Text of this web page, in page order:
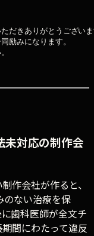
だきありがとうござい
励みになります。
未対応の制作会
作会社が作ると、
のない治療を保
歯科医師が全文チ
間にわたって違反